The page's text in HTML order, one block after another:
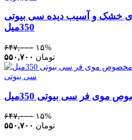
خشک و آسیب دیده سی بیوتی
350میل
۶۴۷,۰۰۰ ۱۵%
۵۵۰,۷۰۰ تومان
سی بیوتی
موی فر سی بیوتی 350میل
۶۴۷,۰۰۰ ۱۵%
۵۵۰,۷۰۰ تومان